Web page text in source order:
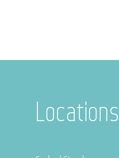
Locations